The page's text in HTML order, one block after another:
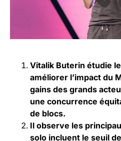
Vitalik Buterin étudie
améliorer l’impact du
gains des grands
une concurrence
de blocs.
Il observe les
solo incluent le seuil